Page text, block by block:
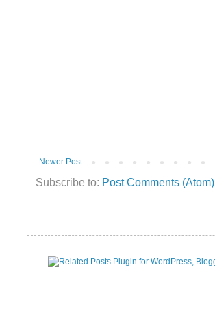
Newer Post
Subscribe to: Post Comments (Atom)